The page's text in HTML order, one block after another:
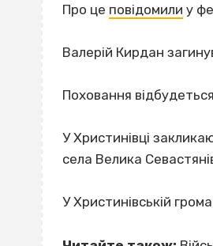
Про це повідомили у
Валерій Кирдан
Поховання
У Христинівці
села Велика
У Христинівській